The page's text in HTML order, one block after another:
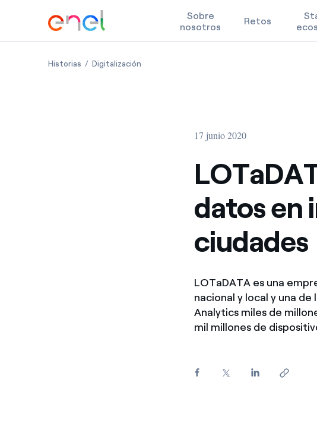
Skip to content
Sobre
nosotros
Retos
HistoriasLOTaDATA, transformar los datos en informaciónpara las
Digitalización
17 junio 2020
datos en
ciudades
LOTaDATA es una
nacional y local y una
Analytics miles de
mil millones de